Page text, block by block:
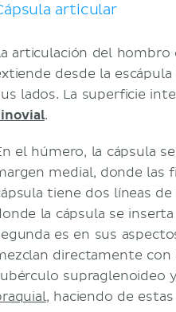
articular
articulación del hombro
desde la
lados. La superficie
.
el húmero, la cápsula
medial, donde las
tiene dos líneas
la cápsula se
es en sus
directamente con
supraglenoideo
, haciendo de